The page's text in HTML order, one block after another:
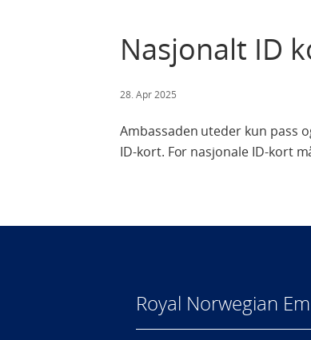
Nasjonalt ID
28. Apr 2025
Ambassaden uteder kun pass
ID-kort. For nasjonale ID-kort
Royal Norwegian